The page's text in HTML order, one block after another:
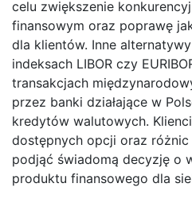
celu zwiększenie
finansowym oraz poprawę
dla klientów. Inne
indeksach LIBOR czy
transakcjach
przez banki działające w
kredytów walutowych.
dostępnych opcji oraz
podjąć świadomą decyzję o
produktu finansowego dla